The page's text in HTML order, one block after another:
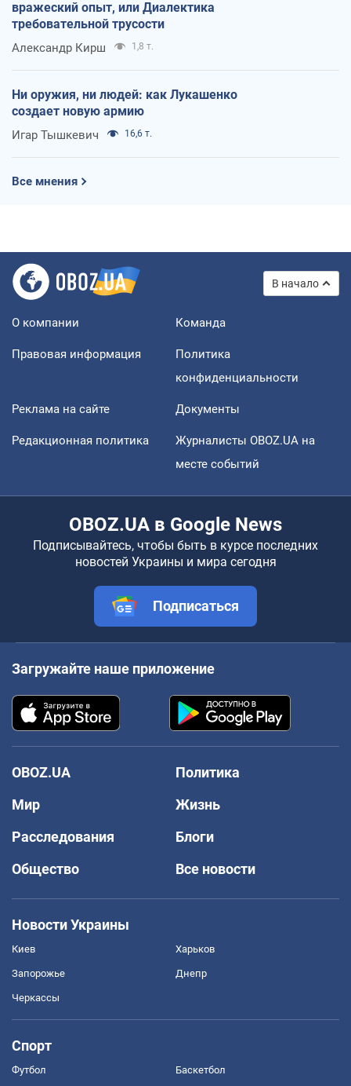
вражеский опыт, или Диалектика
требовательной трусости
Александр Кирш 1,8 т.
Ни оружия, ни людей: как Лукашенко
создает новую армию
Игар Тышкевич 16,6 т.
Все мнения
В начало
О компании Команда
Правовая информация
Политика
конфиденциальности
Реклама на сайте Документы
Редакционная политика
Журналисты OBOZ.UA на
месте событий
OBOZ.UA в Google News
Подписывайтесь, чтобы быть в курсе последних
новостей Украины и мира сегодня
Подписаться
Загружайте наше приложение
OBOZ.UA
Политика
Мир
Жизнь
Расследования
Блоги
Общество
Все новости
Новости Украины
Киев Харьков
Запорожье Днепр
Черкассы
Спорт
Футбол Баскетбол